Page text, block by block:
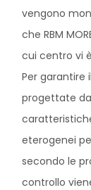
vengono
che RBM
cui centro vi
Per garantire
progettate da
eterogenei
secondo le
controllo